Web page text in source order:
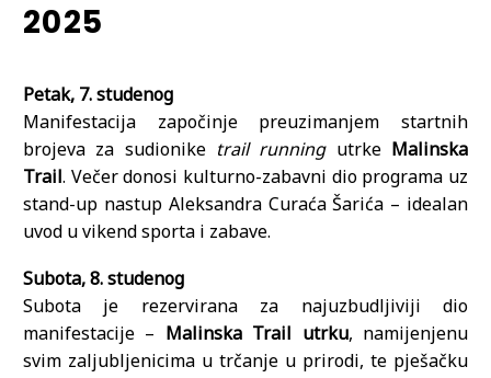
2025
Petak, 7. studenog
Manifestacija započinje preuzimanjem startnih
brojeva za sudionike trail runningutrke Malinska
Trail. Večer donosi kulturno-zabavni dio programa uz
stand-up nastup Aleksandra Curaća Šarića – idealan
uvod u vikend sporta i zabave.
Subota, 8. studenog
Subota je rezervirana za najuzbudljiviji dio
manifestacije – Malinska Trail utrku, namijenjenu
svim zaljubljenicima u trčanje u prirodi, te pješačku